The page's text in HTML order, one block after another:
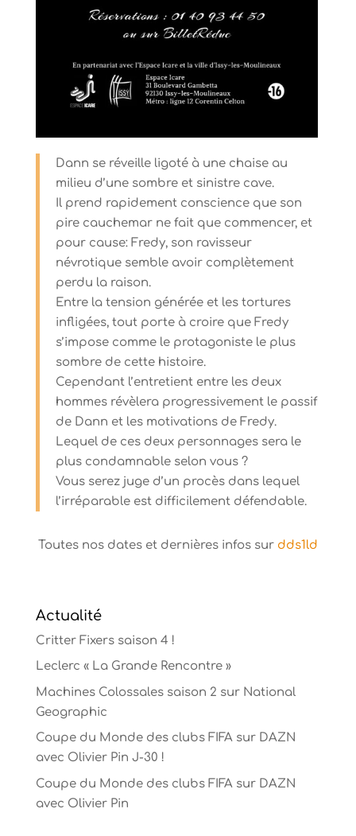
Dann se réveille ligoté à une chaise au
milieu d’une sombre et sinistre cave.
Il prend rapidement conscience que son
pire cauchemar ne fait que commencer, et
pour cause: Fredy, son ravisseur
névrotique semble avoir complètement
perdu la raison.
Entre la tension générée et les tortures
infligées, tout porte à croire que Fredy
s’impose comme le protagoniste le plus
sombre de cette histoire.
Cependant l’entretient entre les deux
hommes révèlera progressivement le passif
de Dann et les motivations de Fredy.
Lequel de ces deux personnages sera le
plus condamnable selon vous ?
Vous serez juge d’un procès dans lequel
l’irréparable est difficilement défendable.
Toutes nos dates et dernières infos sur dds1ld
Actualité
Critter Fixers saison 4 !
Leclerc « La Grande Rencontre »
Machines Colossales saison 2 sur National
Geographic
Coupe du Monde des clubs FIFA sur DAZN
avec Olivier Pin J-30 !
Coupe du Monde des clubs FIFA sur DAZN
avec Olivier Pin